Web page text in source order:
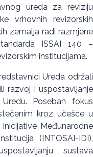
ureda za reviziju
vrhovnih revizorskih
zemalja radi razmjene
ISSAI 140 –
institucijama.
Ureda održali
razvoj i uspostavljanje
Poseban fokus
kroz učešće u
Međunarodne
(INTOSAI-IDI),
sustava